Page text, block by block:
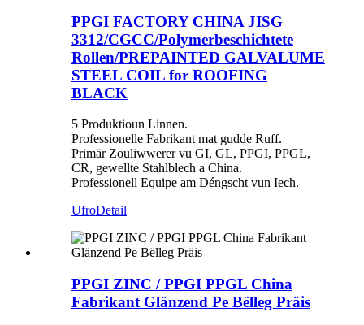
PPGI FACTORY CHINA JISG
3312/CGCC/Polymerbeschichtete
Rollen/PREPAINTED GALVALUME
STEEL COIL for ROOFING
BLACK
5 Produktioun Linnen.
Professionelle Fabrikant mat gudde Ruff.
Primär Zouliwwerer vu GI, GL, PPGI, PPGL,
CR, gewellte Stahlblech a China.
Professionell Equipe am Déngscht vun Iech.
UfroDetail
PPGI ZINC / PPGI PPGL China
Fabrikant Glänzend Pe Bëlleg Präis